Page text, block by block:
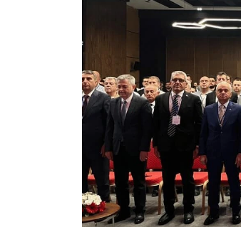
ESKİŞEHİR NÖBETÇİ ECZANELER
Eskişehir Haber İçerikleri
Eskişehir Hava Durumu
Eskişehir Tramvay Saatleri
Eskişehir Otobüs Saatleri